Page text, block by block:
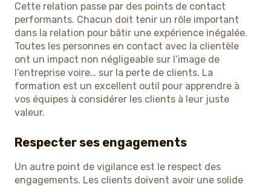
Cette relation passe par des points de contact
performants. Chacun doit tenir un rôle important
dans la relation pour bâtir une expérience inégalée.
Toutes les personnes en contact avec la clientèle
ont un impact non négligeable sur l’image de
l’entreprise voire… sur la perte de clients. La
formation est un excellent outil pour apprendre à
vos équipes à considérer les clients à leur juste
valeur.
Respecter ses engagements
Un autre point de vigilance est le respect des
engagements. Les clients doivent avoir une solide